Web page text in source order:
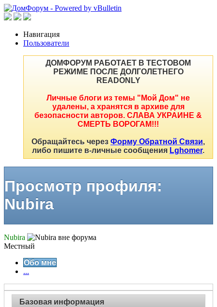
Навигация
Пользователи
ДОМФОРУМ РАБОТАЕТ В ТЕСТОВОМ
РЕЖИМЕ ПОСЛЕ ДОЛГОЛЕТНЕГО
READONLY
Личные блоги из темы "Мой Дом" не
удалены, а хранятся в архиве для
безопасности авторов. СЛАВА УКРАИНЕ &
СМЕРТЬ ВОРОГАМ!!!
Обращайтесь через Форму Обратной Связи,
либо пишите в-личные сообщения Lghomer.
Просмотр профиля:
Nubira
Nubira
Местный
Обо мне
...
Базовая информация